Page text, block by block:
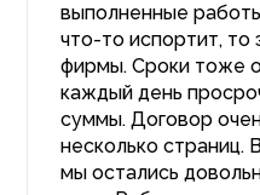
выполненные
что-то испортит, то
фирмы. Сроки тоже
каждый день
суммы. Договор
несколько страниц.
мы остались